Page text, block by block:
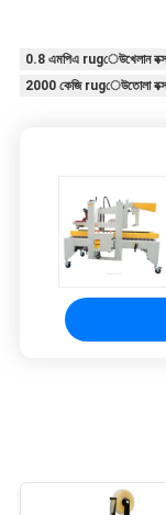
0.8 এমপিএ rugেউখেলান বক্স
2000 কেজি rugেউতোলা বক্স